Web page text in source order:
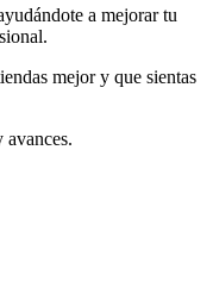
a mejorar tu
mejor y que sientas